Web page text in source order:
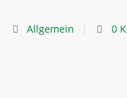
Allgemein 0